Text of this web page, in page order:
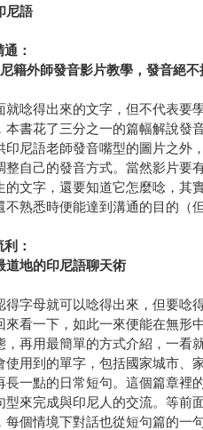
尼語
：
籍外師發音影片教學，發音絕不
唸得出來的文字，但不代表要
本書花了三分之一的篇幅解說
印尼語老師發音嘴型的圖片之
整自己的發音方式。當然影片
文字，還要知道它怎麼唸，其
熟悉時便能達到溝通的目的（
：
道地的印尼語聊天術
得字母就可以唸得出來，但要
來看一下，如此一來便能在無
再用最簡單的方式介紹，一看
用到的單字，包括國家城市、
長一點的日常短句。這個篇章
型來完成與印尼人的交流。等前
每個情境下對話也從短句篇的